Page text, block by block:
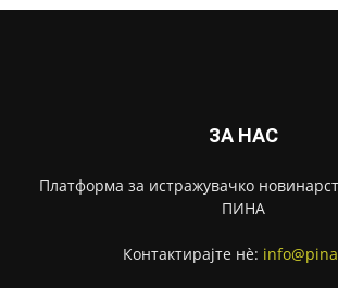
ЗА НАС
Платформа за истражувачко
ПИНА
Контактирајте нѐ: